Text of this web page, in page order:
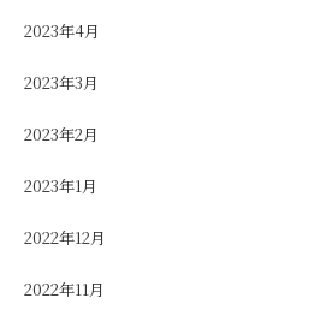
2023年4月
2023年3月
2023年2月
2023年1月
2022年12月
2022年11月